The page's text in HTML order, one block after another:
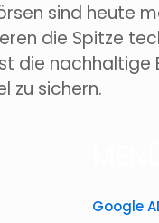
sind heute
die Spitze
die
zu sichern.
Google